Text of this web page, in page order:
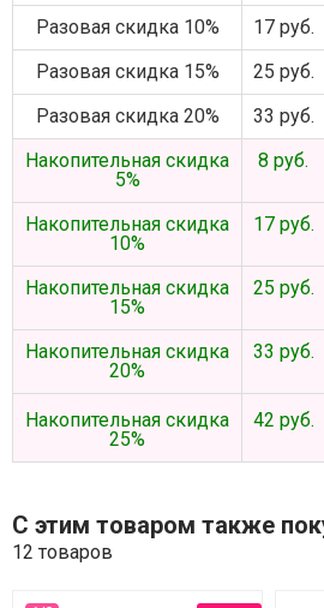
Разовая скидка 10%
17 руб.
Разовая скидка 15%
25 руб.
Разовая скидка 20%
33 руб.
Накопительная скидка
5%
8 руб.
Накопительная скидка
10%
17 руб.
Накопительная скидка
15%
25 руб.
Накопительная скидка
20%
33 руб.
Накопительная скидка
25%
42 руб.
С этим товаром также
12 товаров